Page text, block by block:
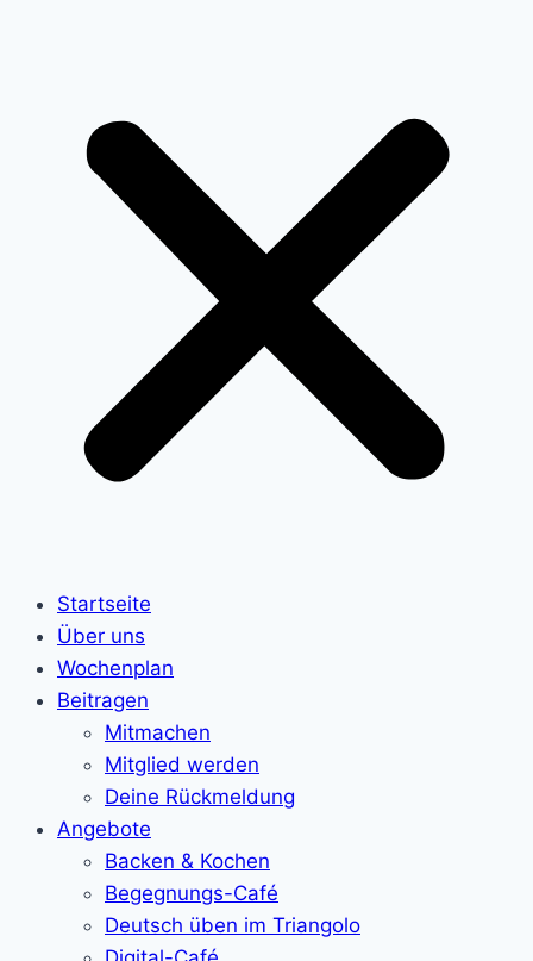
Startseite
Über uns
Wochenplan
Beitragen
Mitmachen
Mitglied werden
Deine Rückmeldung
Angebote
Backen & Kochen
Begegnungs-Café
Deutsch üben im Triangolo